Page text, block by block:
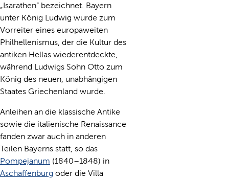
„Isarathen“ bezeichnet. Bayern
unter König Ludwig wurde zum
Vorreiter eines europaweiten
Philhellenismus, der die Kultur des
antiken Hellas wiederentdeckte,
während Ludwigs Sohn Otto zum
König des neuen, unabhängigen
Staates Griechenland wurde.
Anleihen an die klassische Antike
sowie die italienische Renaissance
fanden zwar auch in anderen
Teilen Bayerns statt, so das
Pompejanum (1840–1848) in
Aschaffenburg oder die Villa